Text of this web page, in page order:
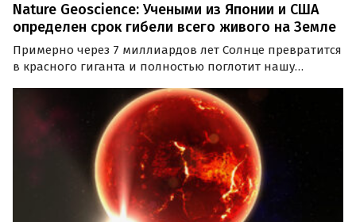
Nature Geoscience: Учеными из Японии и США
определен срок гибели всего живого на Земле
Примерно через 7 миллиардов лет Солнце превратится
в красного гиганта и полностью поглотит нашу
выступили ученые из США и Японии, создав
детализированную модель Земли.